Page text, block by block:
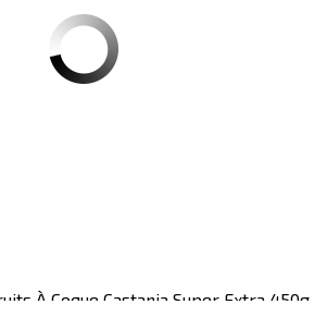
À Coque Castania Super Extra 450g